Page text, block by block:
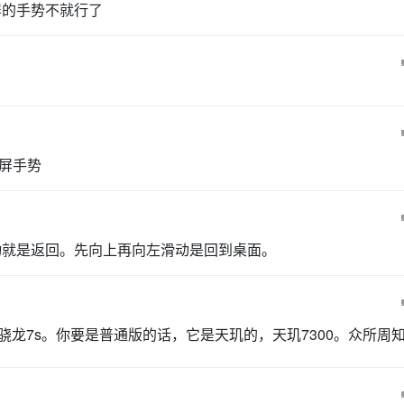
手势不就行了
手势
是返回。先向上再向左滑动是回到桌面。
龙7s。你要是普通版的话，它是天玑的，天玑7300。众所周